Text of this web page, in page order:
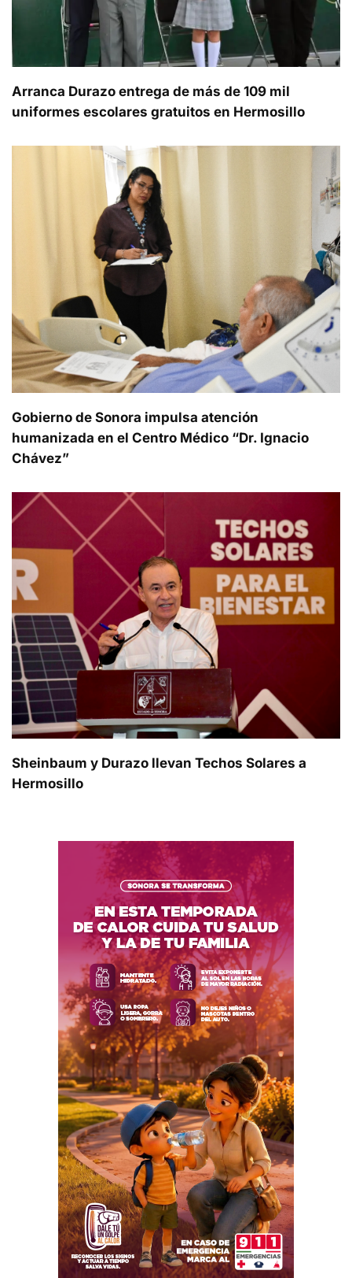
Arranca Durazo entrega de más de 109 mil
uniformes escolares gratuitos en Hermosillo
Gobierno de Sonora impulsa atención
humanizada en el Centro Médico “Dr. Ignacio
Chávez”
Sheinbaum y Durazo llevan Techos Solares a
Hermosillo